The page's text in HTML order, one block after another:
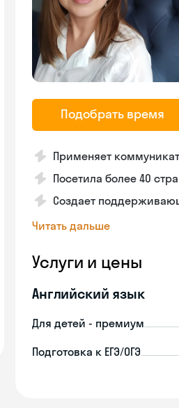
Подобрать время
Применяет
Посетила более 40
Создает
Читать дальше
Услуги и цены
Английский язык
Для детей - премиум
Подготовка к ЕГЭ/ОГЭ